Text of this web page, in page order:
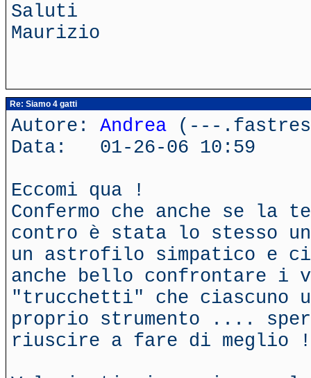
Saluti
Maurizio
Re: Siamo 4 gatti
Autore: Andrea (---
Data: 01-26-06 10:59
Eccomi qua !
Confermo che anche se
contro è stata lo stesso
un astrofilo simpatico e
anche bello confrontare i
"trucchetti" che ciascuno
proprio strumento ....
riuscire a fare di meglio